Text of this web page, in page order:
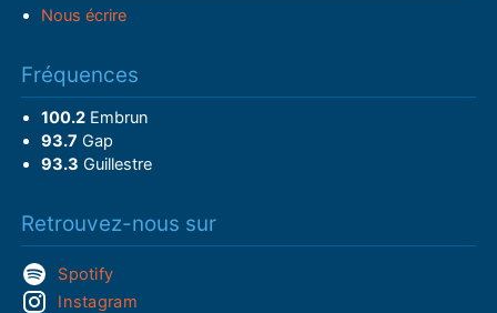
Nous écrire
Fréquences
100.2Embrun
93.7 Gap
93.3 Guillestre
Retrouvez-nous sur
Spotify
Instagram